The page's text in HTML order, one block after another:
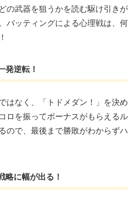
の武器を狙うかを読む駆け引きが
バッティングによる心理戦は、何
発逆転！
はなく、「トドメダン！」を決め
ロを振ってボーナスがもらえるル
ので、最後まで勝敗がわからずハ
に幅が出る！